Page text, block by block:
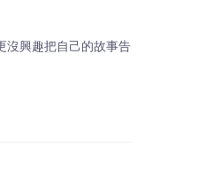
沒興趣把自己的故事告